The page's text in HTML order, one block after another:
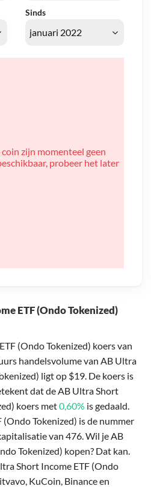
ETF (Ondo Tokenized)
(Ondo Tokenized) koers van
handelsvolume van AB Ultra
ligt op $19. De koers is
dat de AB Ultra Short
koers met0,60% is gedaald.
Tokenized) is de nummer
van 476. Wil je AB
Tokenized) kopen? Dat kan.
Short Income ETF (Ondo
KuCoin, Binance en
Sinds
zijn momenteel geen
probeer het later